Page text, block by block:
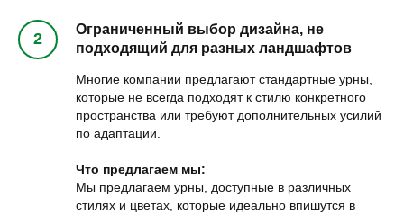
Ограниченный выбор дизайна, не
подходящий для разных ландшафтов
Многие компании предлагают стандартные урны,
которые не всегда подходят к стилю конкретного
пространства или требуют дополнительных усилий
по адаптации.
Что предлагаем мы:
Мы предлагаем урны, доступные в различных
стилях и цветах, которые идеально впишутся в